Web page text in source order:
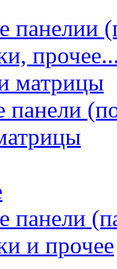
панелии
матрицы
панели
и прочее